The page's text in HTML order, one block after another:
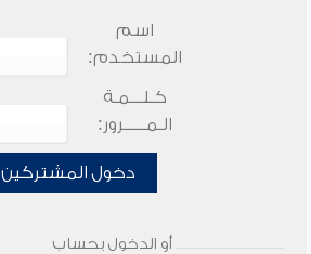
اسم
المستخدم:
كـلـــمـة
الـمـــــرور:
دخول المشتركين
أو الدخول بحساب